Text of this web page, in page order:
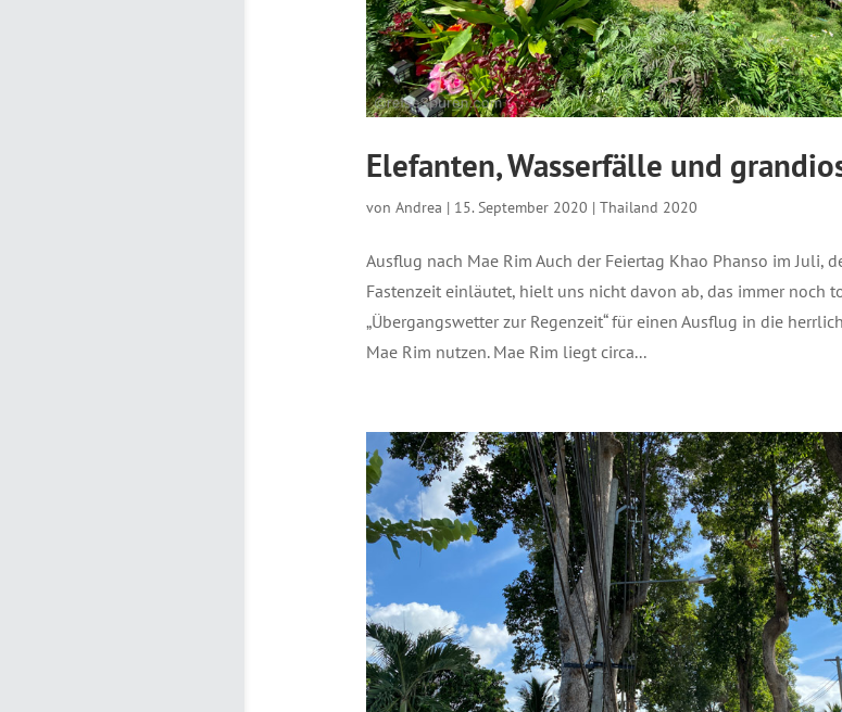
Elefanten, Wasserfälle und
von Andrea | 15. September 2020 | Thailand 2020
Ausflug nach Mae Rim Auch der Feiertag Khao Phanso im Juli,
Fastenzeit einläutet, hielt uns nicht davon ab, das immer noch
„Übergangswetter zur Regenzeit“ für einen Ausflug in die
Mae Rim nutzen. Mae Rim liegt circa...